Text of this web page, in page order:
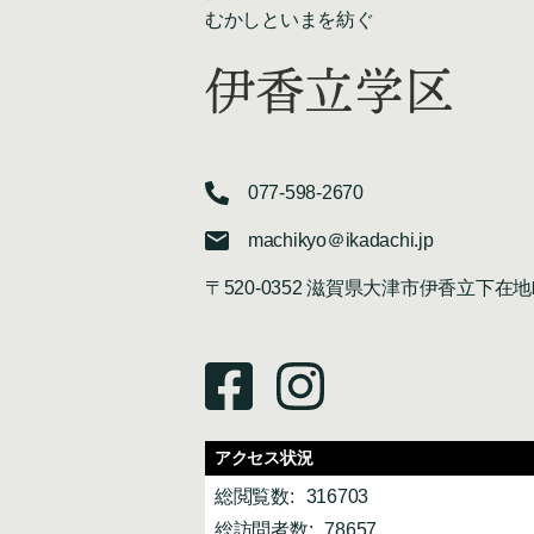
むかしといまを紡ぐ
伊香立学区
077-598-2670
machikyo＠ikadachi.jp
〒520-0352 滋賀県大津市伊香立下在
アクセス状況
総閲覧数:
316703